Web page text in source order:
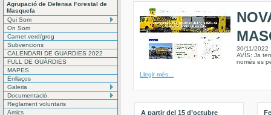
Agrupació de Defensa Forestal de
Masquefa
Qui Som
On Som
Carnet verd/grog
Subvencions
CALENDARI DE GUARDIES 2022
FULL DE GUÀRDIES
MAPES
Enllaços
Galeria
Documentació.
Reglament voluntaris
Amics
30/11/2022
AVÍS: Ja
només es
Llegir més...
A partir del 15 d’octubre